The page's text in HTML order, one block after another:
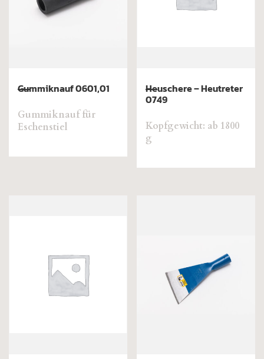
Gummiknauf 0601,01
Gummiknauf für
Eschenstiel
Heuschere – Heutreter
0749
Kopfgewicht: ab 1800
g